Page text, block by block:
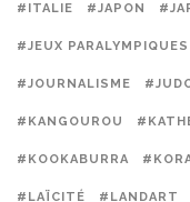
#ITALIE #JAPON
#JEUX PARALYMPIQUES
#JOURNALISME
#KANGOUROU
#KOOKABURRA
#LAÏCITÉ #LANDART